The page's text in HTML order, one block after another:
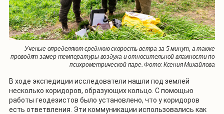
Ученые определяют среднюю скорость ветра за 5 минут, а также
проводят замер температуры воздуха и относительной влажности по
психрометрической паре. Фото: Ксения Михайлова
В ходе экспедиции исследователи нашли под землей
несколько коридоров, образующих кольцо. C помощью
работы геодезистов было установлено, что у коридоров
есть ответвления. Эти коммуникации использовались как